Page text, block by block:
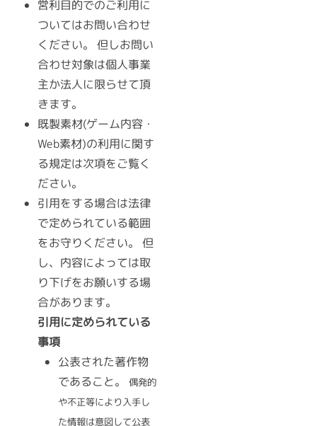
営利目的でのご利用に
ついてはお問い合わせ
ください。 但しお問い
合わせ対象は個人事業
主か法人に限らせて頂
きます。
既製素材(ゲーム内容・
Web素材)の利用に関す
る規定は次項をご覧く
ださい。
引用をする場合は法律
で定められている範囲
をお守りください。 但
し、内容によっては取
り下げをお願いする場
合があります。
引用に定められている
事項
公表された著作物
であること。
偶発的
や不正等により入手し
た情報は意図して公表